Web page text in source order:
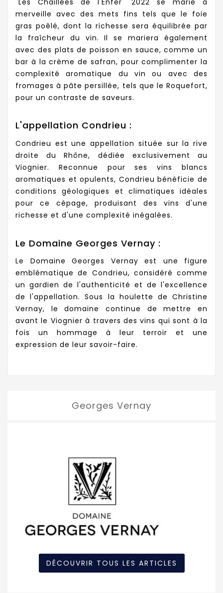
merveille avec des mets fins tels que le foie
gras poêlé, dont la richesse sera équilibrée par
la fraîcheur du vin. Il se mariera également
avec des plats de poisson en sauce, comme un
bar à la crème de safran, pour complimenter la
complexité aromatique du vin ou avec des
fromages à pâte persillée, tels que le Roquefort,
pour un contraste de saveurs.
L'appellation Condrieu :
Condrieu est une appellation située sur la rive
droite du Rhône, dédiée exclusivement au
Viognier. Reconnue pour ses vins blancs
aromatiques et opulents, Condrieu bénéficie de
conditions géologiques et climatiques idéales
pour ce cépage, produisant des vins d'une
richesse et d'une complexité inégalées.
Le Domaine Georges Vernay :
Le Domaine Georges Vernay est une figure
emblématique de Condrieu, considéré comme
un gardien de l'authenticité et de l'excellence
de l'appellation. Sous la houlette de Christine
Vernay, le domaine continue de mettre en
avant le Viognier à travers des vins qui sont à la
fois un hommage à leur terroir et une
expression de leur savoir-faire.
Georges Vernay
DÉCOUVRIR TOUS LES ARTICLES